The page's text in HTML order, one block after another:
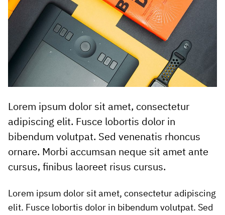
Lorem ipsum dolor sit amet, consectetur
adipiscing elit. Fusce lobortis dolor in
bibendum volutpat. Sed venenatis rhoncus
ornare. Morbi accumsan neque sit amet ante
cursus, finibus laoreet risus cursus.
Lorem ipsum dolor sit amet, consectetur adipiscing
elit. Fusce lobortis dolor in bibendum volutpat. Sed